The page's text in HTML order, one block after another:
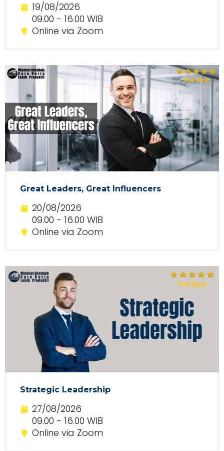
19/08/2026
09.00 - 16.00 WIB
Online via Zoom
Great Leaders, Great Influencers
20/08/2026
09.00 - 16.00 WIB
Online via Zoom
Strategic Leadership
27/08/2026
09.00 - 16.00 WIB
Online via Zoom